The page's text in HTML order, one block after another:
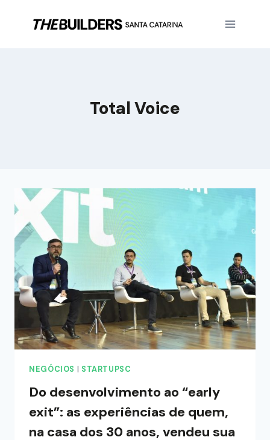
Total Voice
NEGÓCIOS STARTUPSC
Do desenvolvimento ao “early
exit”: as experiências de quem,
na casa dos 30 anos, vendeu sua